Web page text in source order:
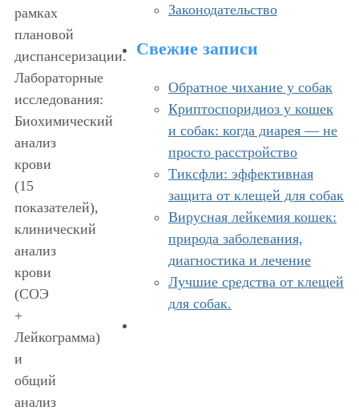
рамках
плановой
диспансеризации.
Лабораторные
исследования:
Биохимический
анализ
крови
(15
показателей),
клинический
анализ
крови
(СОЭ
+
Лейкограмма)
и
общий
анализ
Законодательство
Свежие записи
Обратное чихание у собак
Криптоспоридиоз у кошек
и собак: когда диарея — не
просто расстройство
Тиксфли: эффективная
защита от клещей для собак
Вирусная лейкемия кошек:
природа заболевания,
диагностика и лечение
Лучшие средства от клещей
для собак.